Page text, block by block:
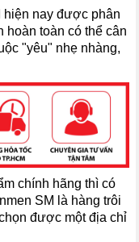
hiện nay được phân
hoàn toàn có thể cân
"yêu" nhẹ nhàng,
chính hãng thì có
SM là hàng trôi
được một địa chỉ